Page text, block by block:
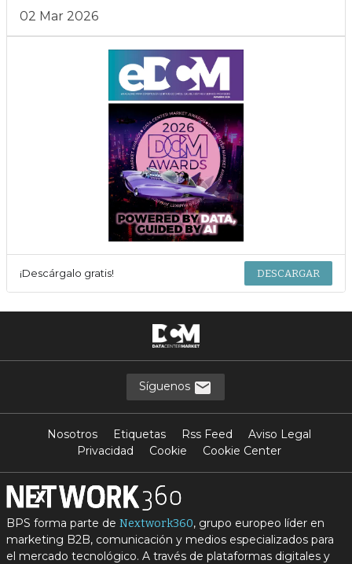
02 Mar 2026
¡Descárgalo gratis! DESCARGAR
Síguenos
Nosotros Etiquetas Rss Feed
Aviso Legal
Privacidad
Cookie Cookie Center
BPS forma parte de Nextwork360, grupo europeo líder en
marketing B2B, comunicación y medios especializados para
el mercado tecnológico. A través de plataformas digitales y